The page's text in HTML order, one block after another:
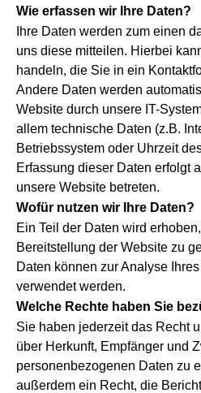
Wie erfassen wir Ihre Daten?
Ihre Daten werden zum einen
uns diese mitteilen. Hierbei
handeln, die Sie in ein
Andere Daten werden
Website durch unsere IT-
allem technische Daten (z.B.
Betriebssystem oder Uhrzeit
Erfassung dieser Daten erfolgt
unsere Website betreten.
Wofür nutzen wir Ihre Daten?
Ein Teil der Daten wird
Bereitstellung der Website zu
Daten können zur Analyse
verwendet werden.
Welche Rechte haben Sie
Sie haben jederzeit das Recht
über Herkunft, Empfänger und
personenbezogenen Daten zu
außerdem ein Recht, die